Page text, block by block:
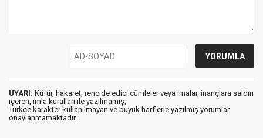
UYARI: Küfür, hakaret, rencide edici cümleler veya imalar, inançlara saldırı
içeren, imla kuralları ile yazılmamış,
Türkçe karakter kullanılmayan ve büyük harflerle yazılmış yorumlar
onaylanmamaktadır.